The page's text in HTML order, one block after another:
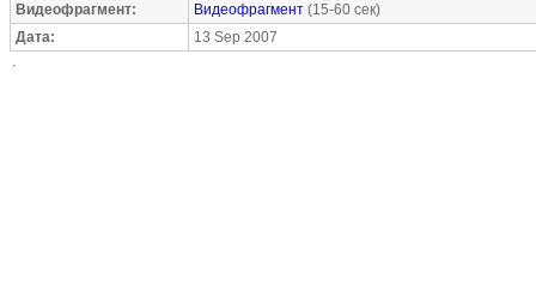
Видеофрагмент:
Видеофрагмент (15-60 сек)
Дата:
13 Sep 2007